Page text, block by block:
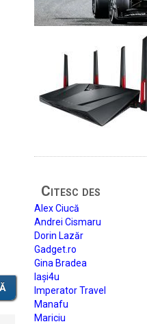
Citesc des
Alex Ciucă
Andrei Cismaru
Dorin Lazăr
Gadget.ro
Gina Bradea
Iași4u
Imperator Travel
Manafu
Mariciu